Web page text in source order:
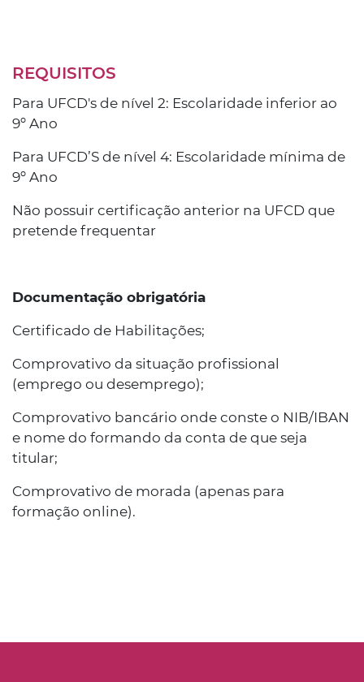
REQUISITOS
Para UFCD's de nível 2: Escolaridade inferior ao
9º Ano
Para UFCD’S de nível 4: Escolaridade mínima de
9º Ano
Não possuir certificação anterior na UFCD que
pretende frequentar
Documentação obrigatória
Certificado de Habilitações;
Comprovativo da situação profissional
(emprego ou desemprego);
Comprovativo bancário onde conste o NIB/IBAN
e nome do formando da conta de que seja
titular;
Comprovativo de morada (apenas para
formação online).